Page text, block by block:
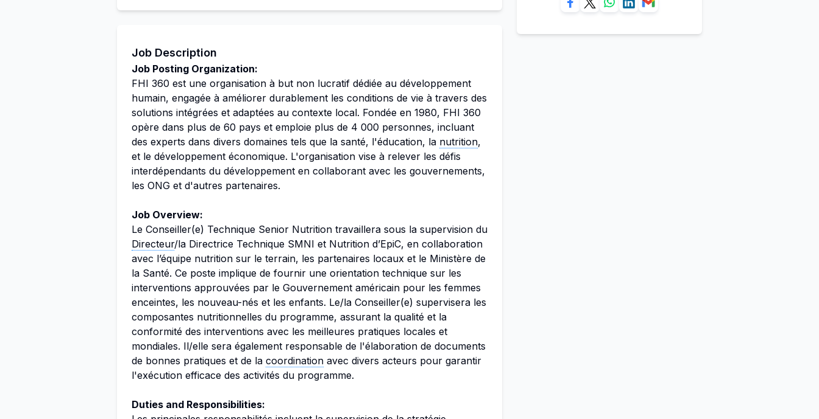
Job Description
Job Posting Organization:
FHI 360 est une organisation à but non lucratif dédiée au développement
humain, engagée à améliorer durablement les conditions de vie à travers des
solutions intégrées et adaptées au contexte local. Fondée en 1980, FHI 360
opère dans plus de 60 pays et emploie plus de 4 000 personnes, incluant
des experts dans divers domaines tels que la santé, l'éducation, la nutrition,
et le développement économique. L'organisation vise à relever les défis
interdépendants du développement en collaborant avec les gouvernements,
les ONG et d'autres partenaires.
Job Overview:
Le Conseiller(e) Technique Senior Nutrition travaillera sous la supervision du
Directeur/la Directrice Technique SMNI et Nutrition d’EpiC, en collaboration
avec l’équipe nutrition sur le terrain, les partenaires locaux et le Ministère de
la Santé. Ce poste implique de fournir une orientation technique sur les
interventions approuvées par le Gouvernement américain pour les femmes
enceintes, les nouveau-nés et les enfants. Le/la Conseiller(e) supervisera les
composantes nutritionnelles du programme, assurant la qualité et la
conformité des interventions avec les meilleures pratiques locales et
mondiales. Il/elle sera également responsable de l'élaboration de documents
de bonnes pratiques et de la coordination avec divers acteurs pour garantir
l'exécution efficace des activités du programme.
Duties and Responsibilities: